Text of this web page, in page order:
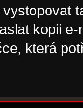
kopii
která